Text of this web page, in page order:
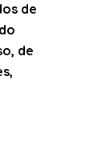
de
de